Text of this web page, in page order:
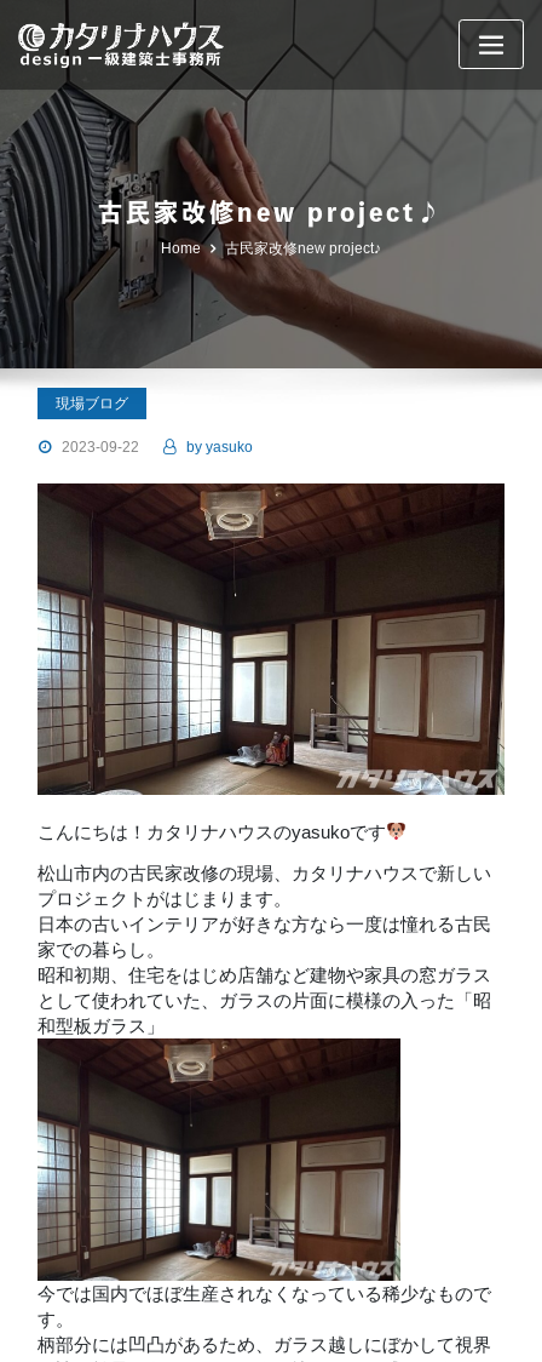
content
古民家改修new project♪
Home 古民家改修new project♪
現場ブログ
2023-09-22 by yasuko
こんにちは！カタリナハウスのyasukoです
松山市内の古民家改修の現場、カタリナハウスで新しい
プロジェクトがはじまります。
日本の古いインテリアが好きな方なら一度は憧れる古民
家での暮らし。
昭和初期、住宅をはじめ店舗など建物や家具の窓ガラス
として使われていた、ガラスの片面に模様の入った「昭
和型板ガラス」
今では国内でほぼ生産されなくなっている稀少なもので
す。
柄部分には凹凸があるため、ガラス越しにぼかして視界